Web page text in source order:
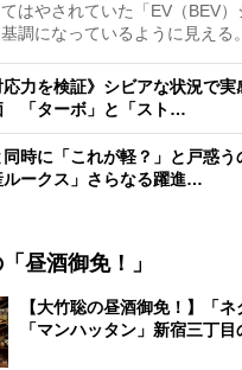
はやされていた「EV（BEV）
調になっているように見える
応力を検証》シビアな状況で
「ターボ」と「スト…
時に「これが軽？」と戸惑う
ークス」さらなる躍進…
昼酒御免！」
【大竹聡の昼酒御免！】「ネ
「マンハッタン」新宿三丁